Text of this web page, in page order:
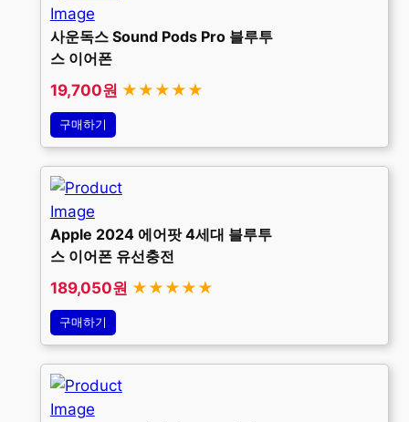
사운독스 Sound Pods Pro 블루투
스 이어폰
19,700원 ★★★★★
구매하기
Apple 2024 에어팟 4세대 블루투
스 이어폰 유선충전
189,050원 ★★★★★
구매하기